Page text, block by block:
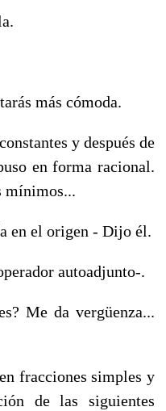
más cómoda.
y después de
en forma racional.
mínimos...
en el origen - Dijo él.
autoadjunto-.
Me da vergüenza...
fracciones simples y
de las siguientes